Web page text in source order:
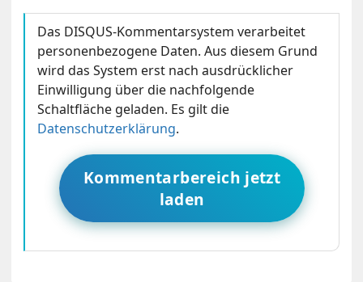
Das DISQUS-Kommentarsystem verarbeitet
personenbezogene Daten. Aus diesem Grund
wird das System erst nach ausdrücklicher
Einwilligung über die nachfolgende
Schaltfläche geladen. Es gilt die
Datenschutzerklärung.
Kommentarbereich jetzt
laden